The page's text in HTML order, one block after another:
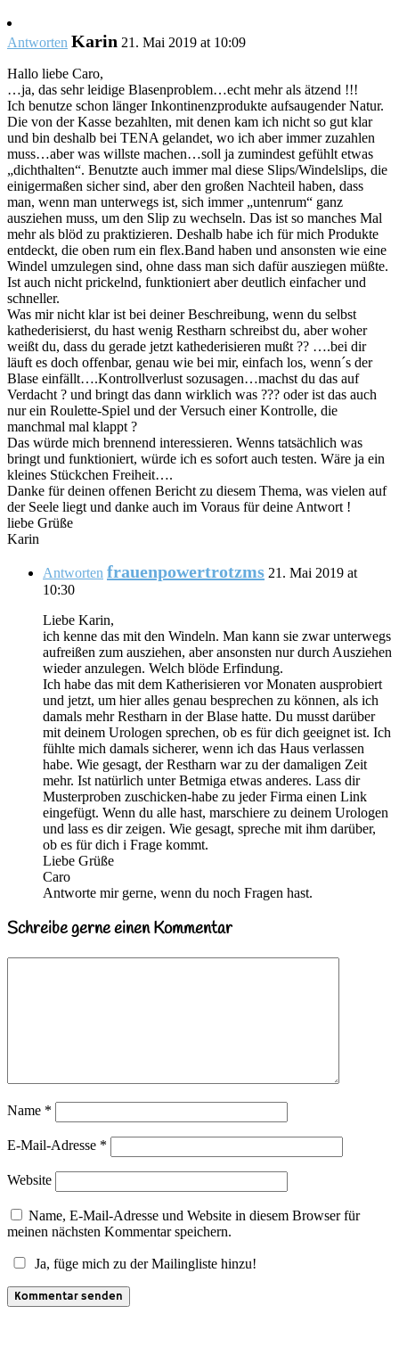
Antworten Karin 21. Mai 2019 at 10:09
Hallo liebe Caro,
…ja, das sehr leidige Blasenproblem…echt mehr als ätzend !!!
Ich benutze schon länger Inkontinenzprodukte aufsaugender Natur.
Die von der Kasse bezahlten, mit denen kam ich nicht so gut klar
und bin deshalb bei TENA gelandet, wo ich aber immer zuzahlen
muss…aber was willste machen…soll ja zumindest gefühlt etwas
„dichthalten“. Benutzte auch immer mal diese Slips/Windelslips, die
einigermaßen sicher sind, aber den großen Nachteil haben, dass
man, wenn man unterwegs ist, sich immer „untenrum“ ganz
ausziehen muss, um den Slip zu wechseln. Das ist so manches Mal
mehr als blöd zu praktizieren. Deshalb habe ich für mich Produkte
entdeckt, die oben rum ein flex.Band haben und ansonsten wie eine
Windel umzulegen sind, ohne dass man sich dafür ausziegen müßte.
Ist auch nicht prickelnd, funktioniert aber deutlich einfacher und
schneller.
Was mir nicht klar ist bei deiner Beschreibung, wenn du selbst
kathederisierst, du hast wenig Restharn schreibst du, aber woher
weißt du, dass du gerade jetzt kathederisieren mußt ?? ….bei dir
läuft es doch offenbar, genau wie bei mir, einfach los, wenn´s der
Blase einfällt….Kontrollverlust sozusagen…machst du das auf
Verdacht ? und bringt das dann wirklich was ??? oder ist das auch
nur ein Roulette-Spiel und der Versuch einer Kontrolle, die
manchmal mal klappt ?
Das würde mich brennend interessieren. Wenns tatsächlich was
bringt und funktioniert, würde ich es sofort auch testen. Wäre ja ein
kleines Stückchen Freiheit….
Danke für deinen offenen Bericht zu diesem Thema, was vielen auf
der Seele liegt und danke auch im Voraus für deine Antwort !
liebe Grüße
Karin
Antworten frauenpowertrotzms 21. Mai 2019 at
10:30
Liebe Karin,
ich kenne das mit den Windeln. Man kann sie zwar unterwegs
aufreißen zum ausziehen, aber ansonsten nur durch Ausziehen
wieder anzulegen. Welch blöde Erfindung.
Ich habe das mit dem Katherisieren vor Monaten ausprobiert
und jetzt, um hier alles genau besprechen zu können, als ich
damals mehr Restharn in der Blase hatte. Du musst darüber
mit deinem Urologen sprechen, ob es für dich geeignet ist. Ich
fühlte mich damals sicherer, wenn ich das Haus verlassen
habe. Wie gesagt, der Restharn war zu der damaligen Zeit
mehr. Ist natürlich unter Betmiga etwas anderes. Lass dir
Musterproben zuschicken-habe zu jeder Firma einen Link
eingefügt. Wenn du alle hast, marschiere zu deinem Urologen
und lass es dir zeigen. Wie gesagt, spreche mit ihm darüber,
ob es für dich i Frage kommt.
Liebe Grüße
Caro
Antworte mir gerne, wenn du noch Fragen hast.
Schreibe gerne einen Kommentar
Name *
E-Mail-Adresse *
Website
Name, E-Mail-Adresse und Website in diesem Browser für
meinen nächsten Kommentar speichern.
Ja, füge mich zu der Mailingliste hinzu!